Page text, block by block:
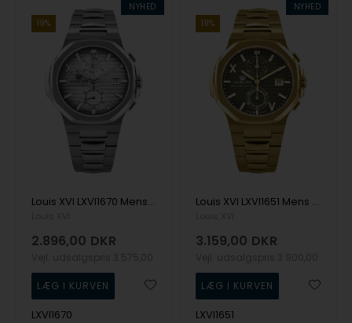
NYHED
19%
Louis XVI LXVI1670 Mens Watch Renaissance Chrono 40mm 5ATM Wristwatch
2.896,00 DKR
LXVI1670
NYHED
19%
Louis XVI LXVI1651 Mens Watch Renaissance Chrono 40mm 5ATM Wristwatch
3.159,00 DKR
LXVI1651